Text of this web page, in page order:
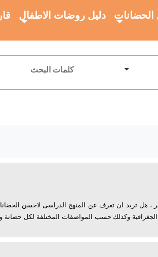
دليل روضات الاطفال الحضانات
هل تريد ان تعرف عن المنهج الدراسى لاحسن
وكذلك حسب المواصفات المختلفة لكل حضانة